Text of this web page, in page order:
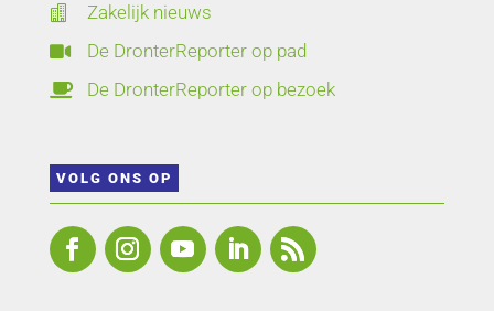
 Zakelijk nieuws
 De DronterReporter op pad
 De DronterReporter op bezoek
VOLG ONS OP